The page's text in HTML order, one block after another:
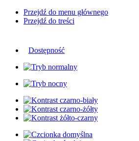
Przejdź do menu głównego
Przejdź do treści
Dostępność